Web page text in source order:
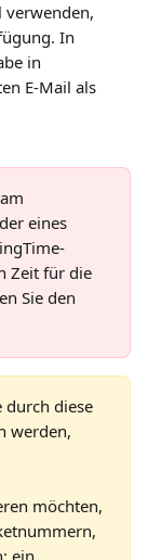
verwenden,
In
in
E-Mail als
eines
Zeit für die
Sie den
durch diese
werden,
möchten,
ein